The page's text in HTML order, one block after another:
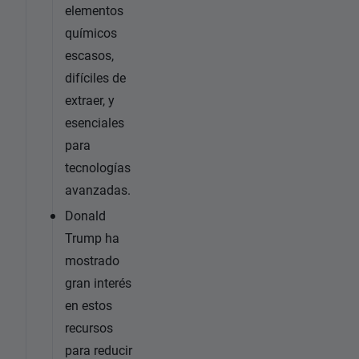
elementos
químicos
escasos,
difíciles de
extraer, y
esenciales
para
tecnologías
avanzadas.
Donald
Trump ha
mostrado
gran interés
en estos
recursos
para reducir